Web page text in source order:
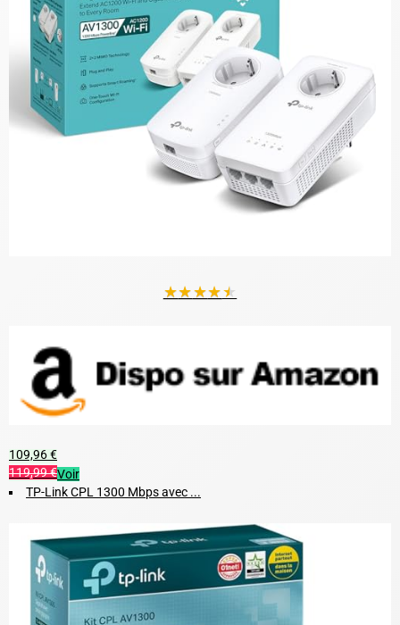
★★★★★
109,96 €
119,99 €Voir
TP-Link CPL 1300 Mbps avec ...